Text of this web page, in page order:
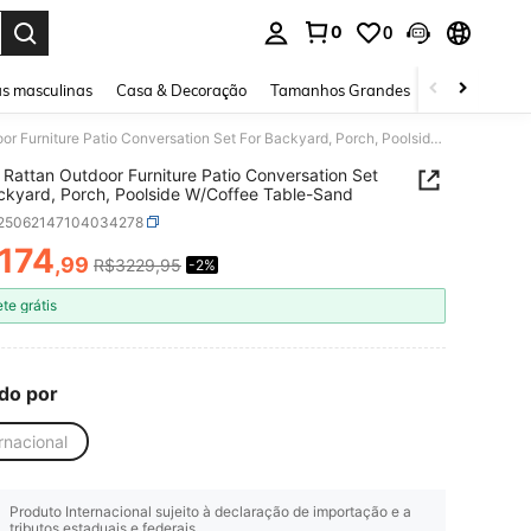
0 0
masculinas Casa & Decoração Tamanhos Grandes Joias e
4-Piec Rattan Outdoor Furniture Patio Conversation Set For Backyard, Porch, Poolside W/Coffee Table-Sand
Outdoor Furniture Patio Conversation Set
Porch, Poolside W/Coffee Table-Sand
AND AVAILABILITY
,99 R$3229,95 -2%
grátis
por
Produto Internacional sujeito à declaração de importação e a